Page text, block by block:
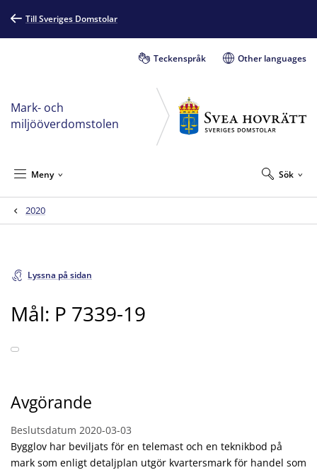
Till Sveriges Domstolar
Teckenspråk Other languages
Mark- och
miljööverdomstolen
Sök
Meny
2020
Lyssna på sidan
Mål: P 7339-19
Avgörande
Beslutsdatum 2020-03-03
Bygglov har beviljats för en telemast och en teknikbod på
mark som enligt detaljplan utgör kvartersmark för handel som